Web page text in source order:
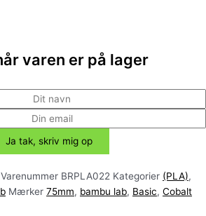
varen er på lager
Varenummer BRPLA022 Kategorier (PLA),
Mærker 75mm, bambu lab, Basic, Cobalt